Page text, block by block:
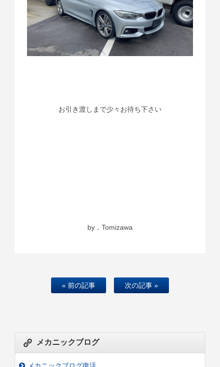
お引き渡しまで少々お待ち下さい
by．Tomizawa
« 前の記事 次の記事 »
メカニックブログ